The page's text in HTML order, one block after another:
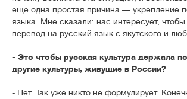
еще одна простая причина — укрепление
языка. Мне сказали: нас интересует,
перевод на русский язык с якутского и
- Это чтобы русская культура держала
другие культуры, живущие в России?
- Нет. Так уже никто не формулирует.